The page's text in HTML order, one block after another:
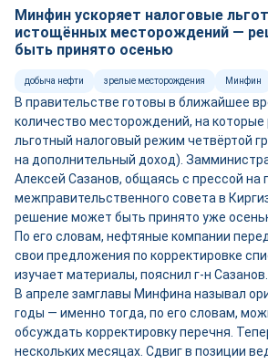
Минфин ускоряет налоговые
истощённых месторождений —
быть принято осенью
добыча нефти зрелые месторождения Минфин
В правительстве готовы в ближайшее
количество месторождений, на которые
льготный налоговый режим четвёртой
на дополнительный доход).
Алексей Сазанов, общаясь с прессой на
межправительственного совета в
решение может быть принято уже
По его словам, нефтяные компании
свои предложения по корректировке
изучает материалы, пояснил г-н Сазанов.
В апреле замглавы Минфина называл
годы — именно тогда, по его словам,
обсуждать корректировку перечня.
нескольких месяцах. Сдвиг в позиции